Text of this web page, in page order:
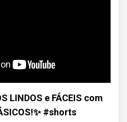
LINDOS e FÁCEIS com
#shorts